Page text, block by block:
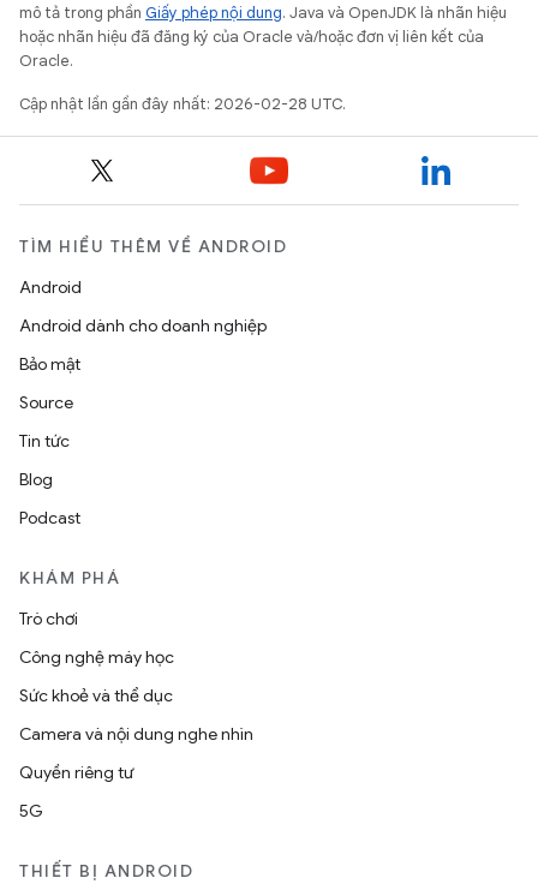
mô tả trong phần Giấy phép nội dung. Java và OpenJDK là nhãn hiệu
hoặc nhãn hiệu đã đăng ký của Oracle và/hoặc đơn vị liên kết của
Oracle.
Cập nhật lần gần đây nhất: 2026-02-28 UTC.
TÌM HIỂU THÊM VỀ ANDROID
Android
Android dành cho doanh nghiệp
Bảo mật
Source
Tin tức
Blog
Podcast
KHÁM PHÁ
Trò chơi
Công nghệ máy học
Sức khoẻ và thể dục
Camera và nội dung nghe nhìn
Quyền riêng tư
5G
THIẾT BỊ ANDROID